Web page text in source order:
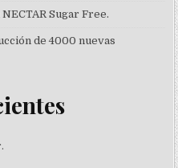
Sugar Free.
de 4000 nuevas